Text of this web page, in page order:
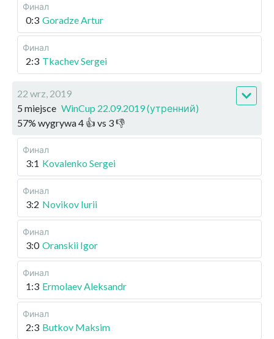
Финал
0:3 Goradze Artur
Финал
2:3 Tkachev Sergei
22 wrz, 2019
5 miejsce WinCup 22.09.2019 (утренний)
57% wygrywa4 👍 vs 3👎
Финал
3:1 Kovalenko Sergei
Финал
3:2 Novikov Iurii
Финал
3:0 Oranskii Igor
Финал
1:3 Ermolaev Aleksandr
Финал
2:3 Butkov Maksim